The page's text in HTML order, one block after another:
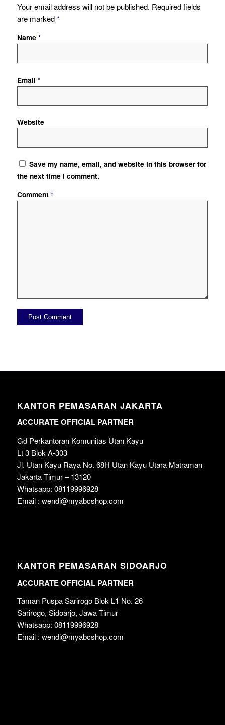
Your email address will not be published. Required fields
are marked*
Name *
Email *
Website
Save my name, email, and website in this browser for
the next time I comment.
Comment *
KANTOR PEMASARAN JAKARTA
ACCURATE OFFICIAL PARTNER
Gd Perkantoran Komunitas Utan Kayu
Lt 3 Blok A-303
Jl. Utan Kayu Raya No. 68H Utan Kayu Utara Matraman
Jakarta Timur – 13120
Whatsapp: 08119996928
Email : wendi@myabcshop.com
KANTOR PEMASARAN SIDOARJO
ACCURATE OFFICIAL PARTNER
Taman Puspa Sarirogo Blok L1 No. 26
Sarirogo, Sidoarjo, Jawa Timur
Whatsapp: 08119996928
Email : wendi@myabcshop.com